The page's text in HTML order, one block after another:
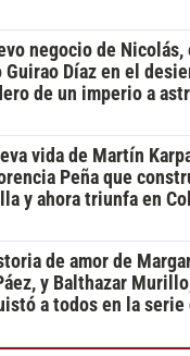
negocio de Nicolás,
Guirao Díaz en el
de un imperio a
vida de Martín
Peña que
y ahora triunfa en
de amor de
y Balthazar
a todos en la serie